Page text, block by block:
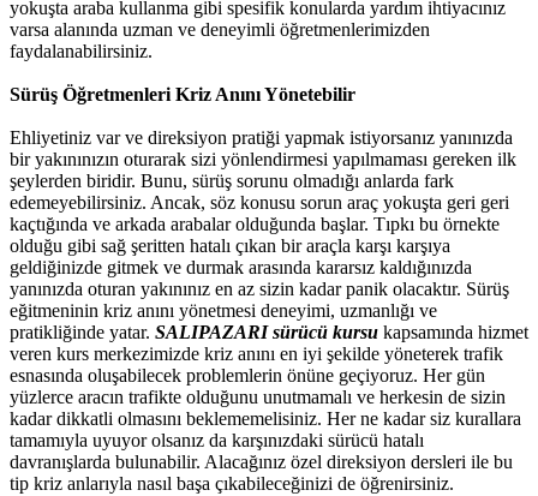
yokuşta araba kullanma gibi spesifik konularda yardım ihtiyacınız
varsa alanında uzman ve deneyimli öğretmenlerimizden
faydalanabilirsiniz.
Sürüş Öğretmenleri Kriz Anını Yönetebilir
Ehliyetiniz var ve direksiyon pratiği yapmak istiyorsanız yanınızda
bir yakınınızın oturarak sizi yönlendirmesi yapılmaması gereken ilk
şeylerden biridir. Bunu, sürüş sorunu olmadığı anlarda fark
edemeyebilirsiniz. Ancak, söz konusu sorun araç yokuşta geri geri
kaçtığında ve arkada arabalar olduğunda başlar. Tıpkı bu örnekte
olduğu gibi sağ şeritten hatalı çıkan bir araçla karşı karşıya
geldiğinizde gitmek ve durmak arasında kararsız kaldığınızda
yanınızda oturan yakınınız en az sizin kadar panik olacaktır. Sürüş
eğitmeninin kriz anını yönetmesi deneyimi, uzmanlığı ve
pratikliğinde yatar. SALIPAZARI sürücü kursu kapsamında hizmet
veren kurs merkezimizde kriz anını en iyi şekilde yöneterek trafik
esnasında oluşabilecek problemlerin önüne geçiyoruz. Her gün
yüzlerce aracın trafikte olduğunu unutmamalı ve herkesin de sizin
kadar dikkatli olmasını beklememelisiniz. Her ne kadar siz kurallara
tamamıyla uyuyor olsanız da karşınızdaki sürücü hatalı
davranışlarda bulunabilir. Alacağınız özel direksiyon dersleri ile bu
tip kriz anlarıyla nasıl başa çıkabileceğinizi de öğrenirsiniz.